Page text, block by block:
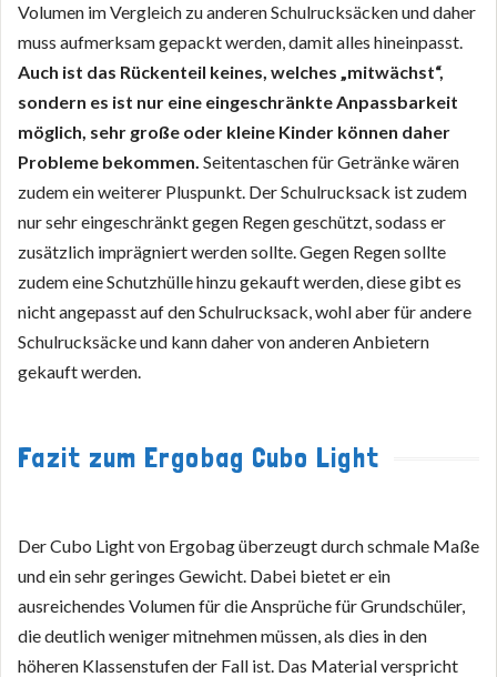
Volumen im Vergleich zu anderen Schulrucksäcken und daher
muss aufmerksam gepackt werden, damit alles hineinpasst.
Auch ist das Rückenteil keines, welches „mitwächst“,
sondern es ist nur eine eingeschränkte Anpassbarkeit
möglich, sehr große oder kleine Kinder können daher
Probleme bekommen. Seitentaschen für Getränke wären
zudem ein weiterer Pluspunkt. Der Schulrucksack ist zudem
nur sehr eingeschränkt gegen Regen geschützt, sodass er
zusätzlich imprägniert werden sollte. Gegen Regen sollte
zudem eine Schutzhülle hinzu gekauft werden, diese gibt es
nicht angepasst auf den Schulrucksack, wohl aber für andere
Schulrucksäcke und kann daher von anderen Anbietern
gekauft werden.
Fazit zum Ergobag Cubo Light
Der Cubo Light von Ergobag überzeugt durch schmale Maße
und ein sehr geringes Gewicht. Dabei bietet er ein
ausreichendes Volumen für die Ansprüche für Grundschüler,
die deutlich weniger mitnehmen müssen, als dies in den
höheren Klassenstufen der Fall ist. Das Material verspricht